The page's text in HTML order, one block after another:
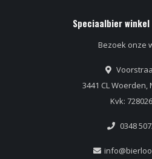
Speciaalbier
Bezoek onze
3441 CL Woerden,
Kvk:
0348